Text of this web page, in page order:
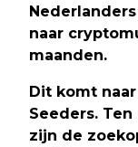
naar
maanden.
Dit komt
Seeders.
zijn de